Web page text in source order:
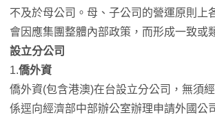
不及於母公司。母、子公司的營運原則上
會因應集團整體內部政策，而形成一致或
設立分公司
1.僑外資
僑外資(包含港澳)在台設立分公司，無須
係逕向經濟部中部辦公室辦理申請外國公